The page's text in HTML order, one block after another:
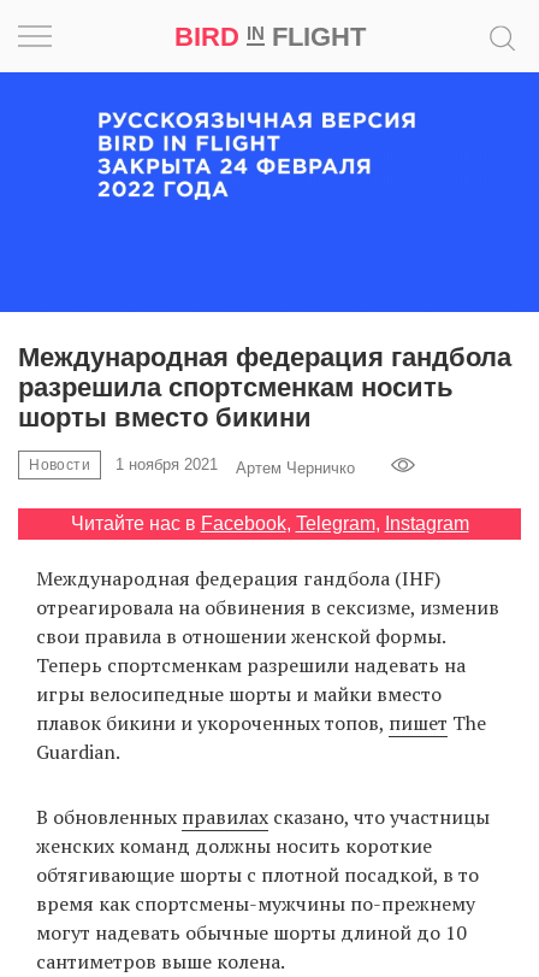
BIRD INFLIGHT
Международная федерация гандбола
разрешила спортсменкам носить
шорты вместо бикини
Новости 1 ноября 2021 Артем Черничко
Читайте нас в Facebook, Telegram, Instagram
Международная федерация гандбола (IHF)
отреагировала на обвинения в сексизме, изменив
свои правила в отношении женской формы.
Теперь спортсменкам разрешили надевать на
игры велосипедные шорты и майки вместо
плавок бикини и укороченных топов, пишет The
Guardian.
В обновленных правилах сказано, что участницы
женских команд должны носить короткие
обтягивающие шорты с плотной посадкой, в то
время как спортсмены-мужчины по-прежнему
могут надевать обычные шорты длиной до 10
сантиметров выше колена.